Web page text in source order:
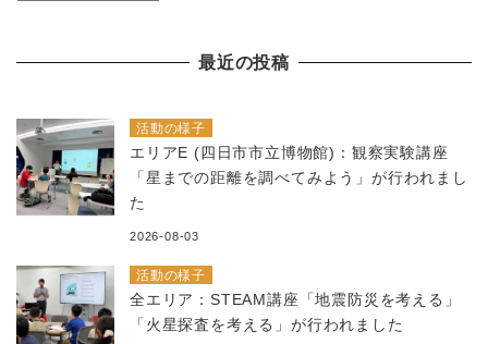
最近の投稿
活動の様子
エリアE (四日市市立博物館)：観察実験講座
「星までの距離を調べてみよう」が行われまし
た
2026-08-03
活動の様子
全エリア：STEAM講座「地震防災を考える」
「火星探査を考える」が行われました